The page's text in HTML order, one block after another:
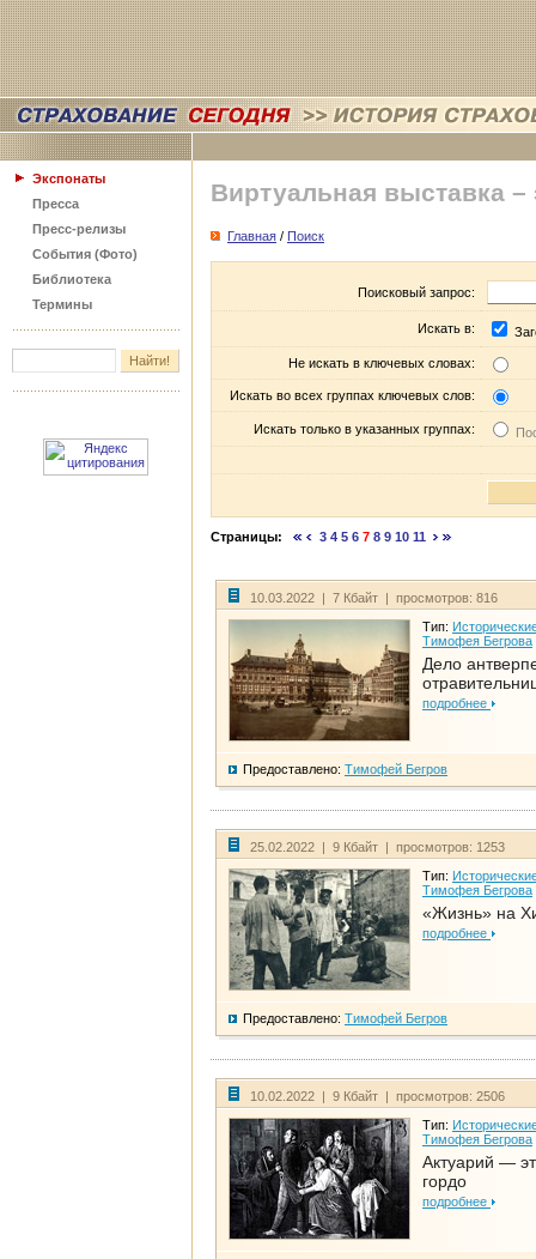
Экспонаты
Пресса
Пресс-релизы
События (Фото)
Библиотека
Термины
Виртуальная выставка –
Главная / Поиск
Поисковый запрос:
Искать в:
Не искать в ключевых словах:
Искать во всех группах ключевых слов:
Искать только в указанных группах:
Страницы: 3 4 5 6 7 8 9 10 11
10.03.2022 | 7 Кбайт | просмотров: 816
Тип:
Тимофея Бегрова
Дело
подробнее
Предоставлено: Тимофей Бегров
25.02.2022 | 9 Кбайт | просмотров: 1253
Тип:
Тимофея Бегрова
«Жизнь» на
подробнее
Предоставлено: Тимофей Бегров
10.02.2022 | 9 Кбайт | просмотров: 2506
Тип:
Тимофея Бегрова
Актуарий —
гордо
подробнее